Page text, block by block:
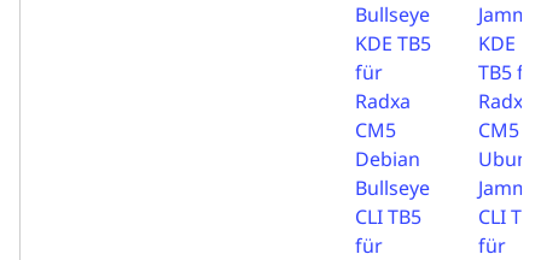
Bullseye
KDE TB5
für
Radxa
CM5
Debian
Bullseye
CLI TB5
für
Jammy
KDE
TB5
Radxa
CM5
Jammy
CLI
für